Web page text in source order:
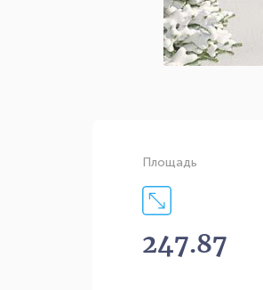
Площадь
247.87